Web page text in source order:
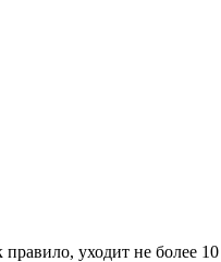
правило, уходит не более